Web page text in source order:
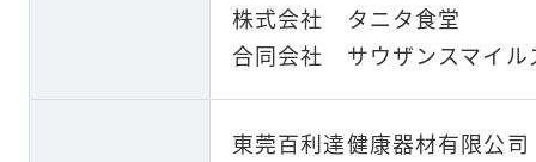
株式会社 タニタ食堂
合同会社 サウザンスマイル
東莞百利達健康器材有限公